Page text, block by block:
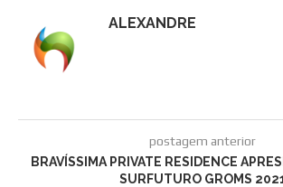
ALEXANDRE
postagem anterior
BRAVÍSSIMA PRIVATE RESIDENCE
SURFUTURO GROMS